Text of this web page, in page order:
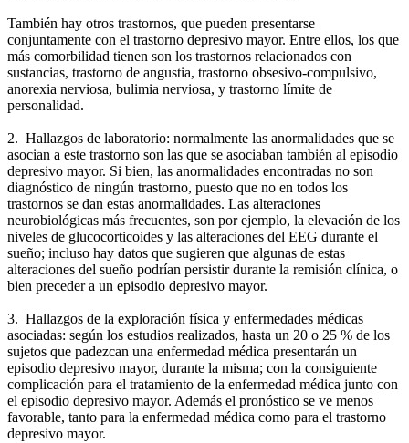
También hay otros trastornos, que pueden presentarse
conjuntamente con el trastorno depresivo mayor. Entre ellos, los que
más comorbilidad tienen son los trastornos relacionados con
sustancias, trastorno de angustia, trastorno obsesivo-compulsivo,
anorexia nerviosa, bulimia nerviosa, y trastorno límite de
personalidad.
2. Hallazgos de laboratorio: normalmente las anormalidades que se
asocian a este trastorno son las que se asociaban también al episodio
depresivo mayor. Si bien, las anormalidades encontradas no son
diagnóstico de ningún trastorno, puesto que no en todos los
trastornos se dan estas anormalidades. Las alteraciones
neurobiológicas más frecuentes, son por ejemplo, la elevación de los
niveles de glucocorticoides y las alteraciones del EEG durante el
sueño; incluso hay datos que sugieren que algunas de estas
alteraciones del sueño podrían persistir durante la remisión clínica, o
bien preceder a un episodio depresivo mayor.
3. Hallazgos de la exploración física y enfermedades médicas
asociadas: según los estudios realizados, hasta un 20 o 25 % de los
sujetos que padezcan una enfermedad médica presentarán un
episodio depresivo mayor, durante la misma; con la consiguiente
complicación para el tratamiento de la enfermedad médica junto con
el episodio depresivo mayor. Además el pronóstico se ve menos
favorable, tanto para la enfermedad médica como para el trastorno
depresivo mayor.